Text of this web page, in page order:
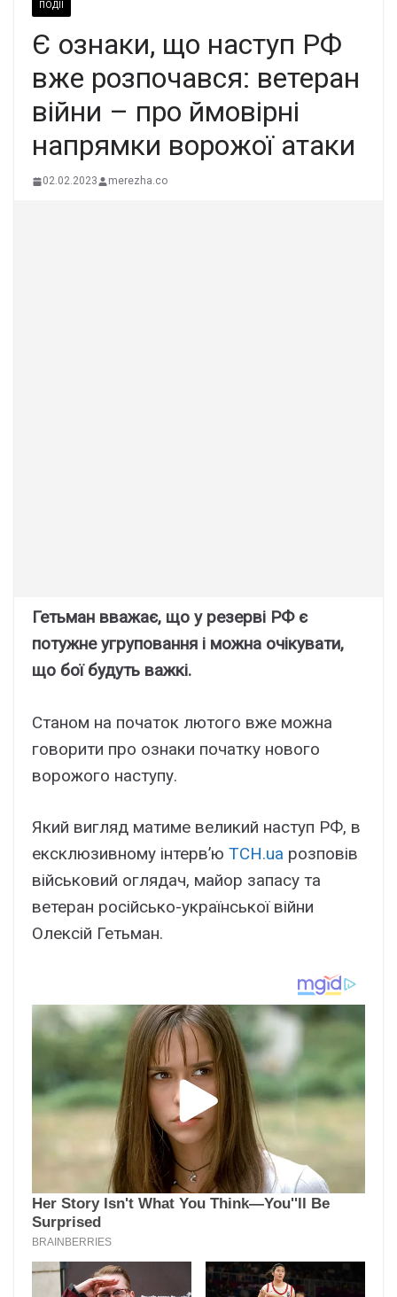
ПОДІЇ
Є ознаки, що наступ РФ
вже розпочався: ветеран
війни – про ймовірні
напрямки ворожої атаки
02.02.2023 merezha.co
Гетьман вважає, що у резерві РФ є
потужне угруповання і можна очікувати,
що бої будуть важкі.
Станом на початок лютого вже можна
говорити про ознаки початку нового
ворожого наступу.
Який вигляд матиме великий наступ РФ, в
ексклюзивному інтерв’ю ТСН.ua розповів
військовий оглядач, майор запасу та
ветеран російсько-української війни
Олексій Гетьман.